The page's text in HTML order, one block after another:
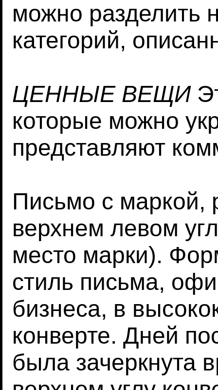
можно разделить
категорий,
ЦЕННЫЕ ВЕЩИ
которые можно
представляют
Письмо с маркой,
верхнем левом
место марки).
стиль письма,
бизнеса, в
конверте. Дней
была зачеркнута